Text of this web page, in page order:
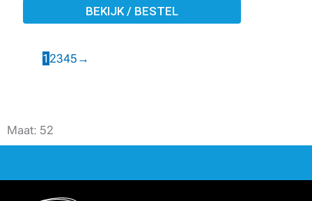
BEKIJK / BESTEL
1 2345 →
Maat: 52